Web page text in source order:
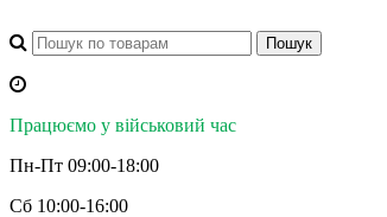
Працюємо у військовий час
Пн-Пт 09:00-18:00
Сб 10:00-16:00